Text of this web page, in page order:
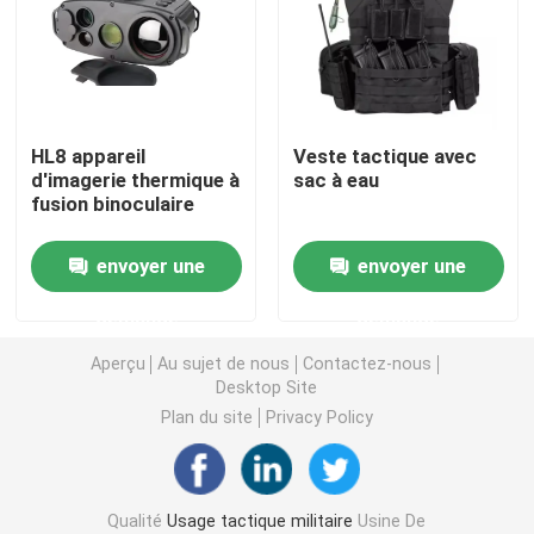
Casque ballistique tactique
Équipement à l'épreuve des balles
Sac à dos tactique militaire
Vitesse extérieure tactique
Bottes tactiques de combat
Gilet tactique de combat
HL8 appareil
d'imagerie thermique à
fusion binoculaire
envoyer une
Veste tactique avec
sac à eau
envoyer une
Aperçu Au sujet de nous
Contactez-nous
Desktop Site
Plan du site
Privacy Policy
QualitéUsage tactique militaire Usine De